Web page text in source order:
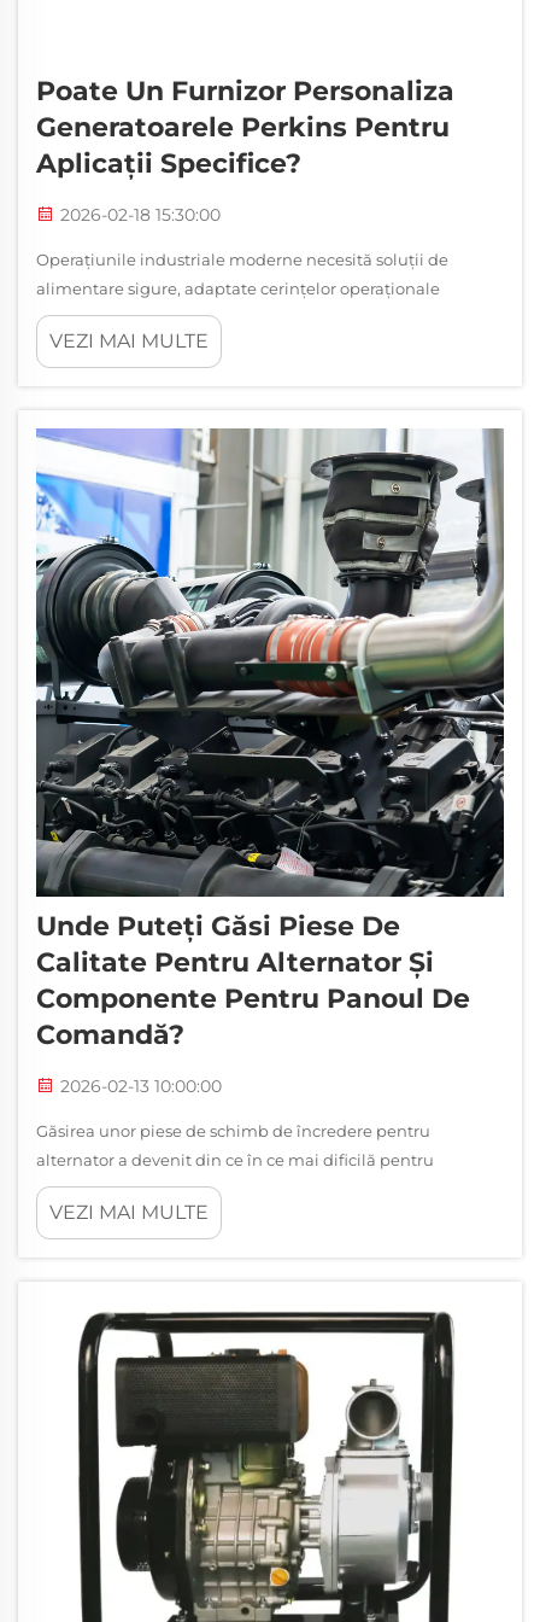
Poate Un Furnizor Personaliza
Generatoarele Perkins Pentru
Aplicații Specifice?
2026-02-18 15:30:00
Operațiunile industriale moderne necesită soluții de
alimentare sigure, adaptate cerințelor operaționale
specifice ale fiecărei unități. Generatoarele Perkins și-au
consolidat poziția de lideri în domeniul sistemelor de
VEZI MAI MULTE
Unde Puteți Găsi Piese De
Calitate Pentru Alternator Și
Componente Pentru Panoul De
Comandă?
2026-02-13 10:00:00
Găsirea unor piese de schimb de încredere pentru
alternator a devenit din ce în ce mai dificilă pentru
facilitățile industriale și companiile de generare a energiei
electrice din întreaga lume. Complexitatea sistemelor
VEZI MAI MULTE